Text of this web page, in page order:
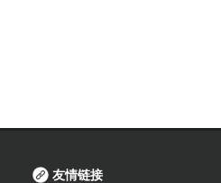
友情链接